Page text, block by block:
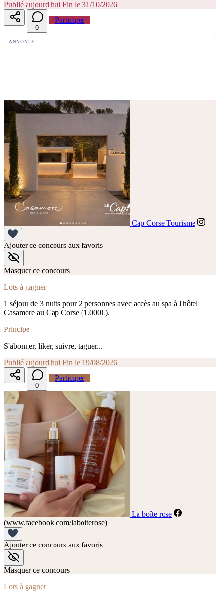
Publié aujourd'hui Fin le 31/10/2026
0
Participer
ANNONCE
Cap Corse Tourisme
Ajouter ce concours aux favoris
Masquer ce concours
Lots à gagner
1 séjour de 3 nuits pour 2 personnes avec accès au spa à l'hôtel
Casamore au Cap Corse (1.000€).
Principe
S'abonner, liker, suivre, taguer...
Publié aujourd'hui Fin le 19/08/2026
0
Participer
La boîte rose
(www.facebook.com/laboiterose)
Ajouter ce concours aux favoris
Masquer ce concours
Lots à gagner